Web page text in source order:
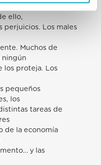
ello,
perjuicios. Los males
Muchos de
ningún
los proteja. Los
pequeños
los
tareas de
de la economía
y las